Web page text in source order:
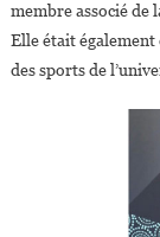
membre associé de
Elle était
des sports de